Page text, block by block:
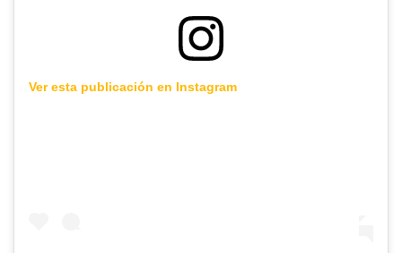
Ver esta publicación en Instagram